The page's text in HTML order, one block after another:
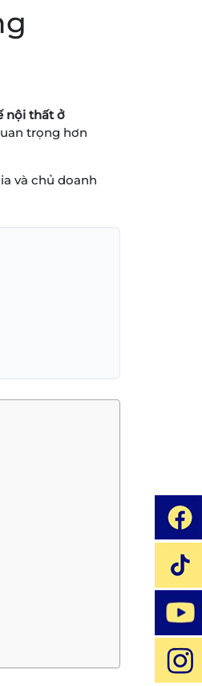
nội thất ở
trọng hơn
và chủ doanh